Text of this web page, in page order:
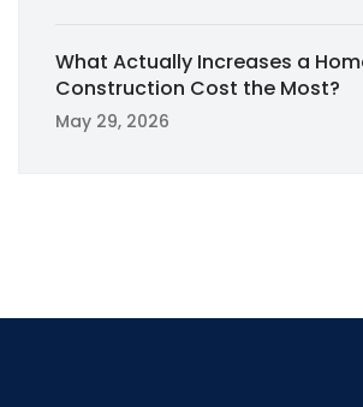
What Actually Increases a
Construction Cost the Most?
May 29, 2026